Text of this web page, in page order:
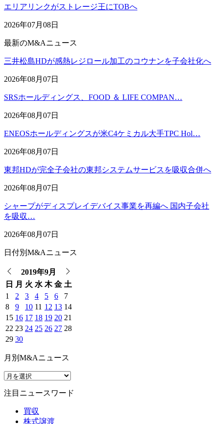
エリアリンクがストレージ王にTOBへ
2026年07月08日
最新のM&Aニュース
三井松島HDが感熱レジロール加工のコウナンを子会社化へ
2026年08月07日
SRSホールディングス、FOOD ＆ LIFE COMPAN…
2026年08月07日
ENEOSホールディングスが米C4ケミカル大手TPC Hol…
2026年08月07日
東邦HDが完全子会社の東邦システムサービスを吸収合併へ
2026年08月07日
シャープがディスプレイデバイス事業を再編へ 国内子会社
を吸収…
2026年08月07日
日付別M&Aニュース
2019年9月
日
月 火 水 木 金 土
1
2 3 4 5 6
7
8
9 10 11 12 13 14
15 16 17 18 19 20 21
22 23 24 25 26 27 28
29 30
月別M&Aニュース
注目ニュースワード
買収
株式譲渡